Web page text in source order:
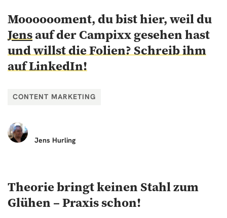
Mooooooment, du bist hier, weil du
Jensauf der Campixx gesehen hast
und willst die Folien? Schreib ihm
auf LinkedIn!
CONTENT MARKETING
Jens Hurling
Theorie bringt keinen Stahl zum
Glühen – Praxis schon!